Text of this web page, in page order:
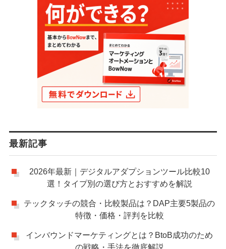
最新記事
2026年最新｜デジタルアダプションツール比較10
選！タイプ別の選び方とおすすめを解説
テックタッチの競合・比較製品は？DAP主要5製品の
特徴・価格・評判を比較
インバウンドマーケティングとは？BtoB成功のため
の戦略・手法を徹底解説